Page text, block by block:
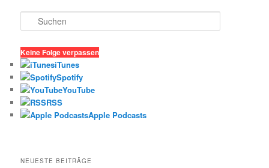
u
h
e
n
Keine Folge verpassen
iTunes
Spotify
YouTube
RSS
Apple Podcasts
NEUESTE BEITRÄGE